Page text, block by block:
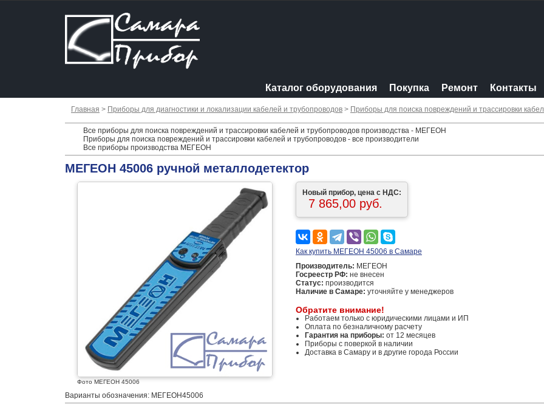
Каталог оборудования Покупка Ремонт Контакты
Главная > Приборы для диагностики и локализации кабелей и трубопроводов > Приборы для поиска повреждений и трассировки
Все приборы для поиска повреждений и трассировки кабелей и трубопроводов производства - МЕГЕОН
Приборы для поиска повреждений и трассировки кабелей и трубопроводов - все производители
Все приборы производства МЕГЕОН
МЕГЕОН 45006 ручной металлодетектор
Фото МЕГЕОН 45006
Новый прибор, цена с НДС:
7 865,00 руб.
Как купить МЕГЕОН 45006 в Самаре
Производитель: МЕГЕОН
Госреестр РФ: не внесен
Статус: производится
Наличие в Самаре: уточняйте у менеджеров
Обратите внимание!
Работаем только с юридическими лицами и ИП
Оплата по безналичному расчету
Гарантия на приборы: от 12 месяцев
Приборы с поверкой в наличии
Доставка в Самару и в другие города России
Варианты обозначения: МЕГЕОН45006